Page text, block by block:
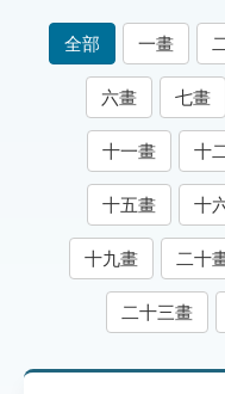
索引選單
知識索引
單字索引
生命大百科索引
遊戲專區
教學應用
全部 一畫
六畫 七畫
十一畫 十
十五畫 十
十九畫 二十
二十三畫